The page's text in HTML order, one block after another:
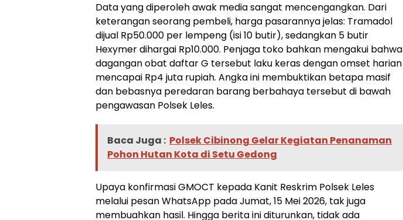
Data yang diperoleh awak media sangat mencengangkan. Dari
keterangan seorang pembeli, harga pasarannya jelas: Tramadol
dijual Rp50.000 per lempeng (isi 10 butir), sedangkan 5 butir
Hexymer dihargai Rp10.000. Penjaga toko bahkan mengakui bahwa
dagangan obat daftar G tersebut laku keras dengan omset harian
mencapai Rp4 juta rupiah. Angka ini membuktikan betapa masif
dan bebasnya peredaran barang berbahaya tersebut di bawah
pengawasan Polsek Leles.
Baca Juga : Polsek Cibinong Gelar Kegiatan Penanaman
Pohon Hutan Kota di Setu Gedong
Upaya konfirmasi GMOCT kepada Kanit Reskrim Polsek Leles
melalui pesan WhatsApp pada Jumat, 15 Mei 2026, tak juga
membuahkan hasil. Hingga berita ini diturunkan, tidak ada